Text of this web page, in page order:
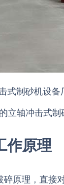
式制砂机设
立轴冲击式制
作原理
原理，直